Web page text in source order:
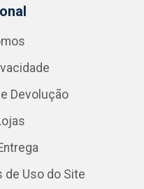
Devolução
de Uso do Site